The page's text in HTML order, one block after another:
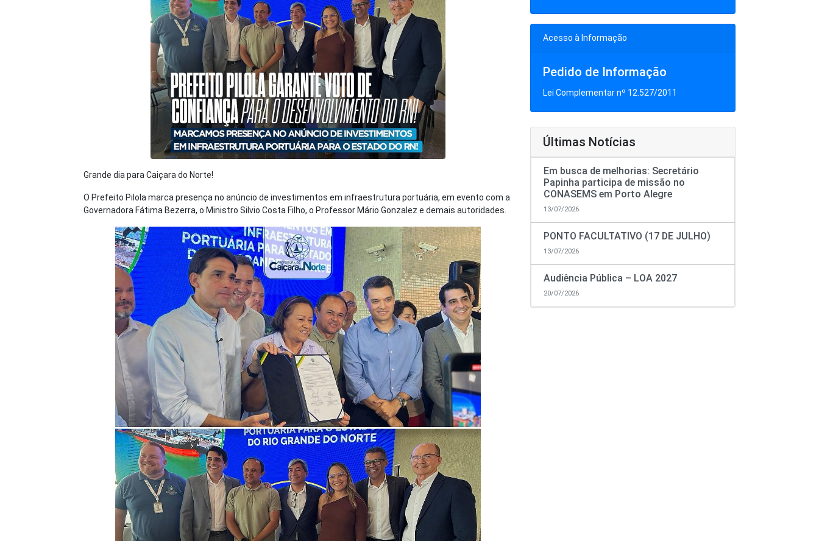
Grande dia para Caiçara do Norte!
O Prefeito Pilola marca presença no anúncio de investimentos em infraestrutura portuária, em evento com a
Governadora Fátima Bezerra, o Ministro Silvio Costa Filho, o Professor Mário Gonzalez e demais autoridades.
Acesso à Informação
Pedido de Informação
Lei Complementar nº 12.527/2011
Últimas Notícias
Em busca de melhorias: Secretário
Papinha participa de missão no
CONASEMS em Porto Alegre
13/07/2026
PONTO FACULTATIVO (17 DE JULHO)
13/07/2026
Audiência Pública – LOA 2027
20/07/2026